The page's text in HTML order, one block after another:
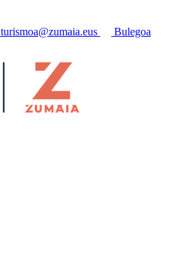
turismoa@zumaia.eus Bulegoa